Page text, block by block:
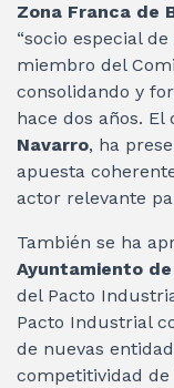
Zona Franca de
“socio especial
miembro del
consolidando y
hace dos años. El
Navarro, ha
apuesta
actor relevante
También se ha
Ayuntamiento
del Pacto
Pacto Industrial
de nuevas
competitividad